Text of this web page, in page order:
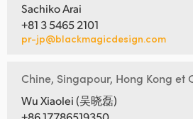
Sachiko Arai
+81 3 5465 2101
pr-jp@blackmagicdesign.com
Chine, Singapour, Hong Kong et
Wu Xiaolei (吴晓磊)